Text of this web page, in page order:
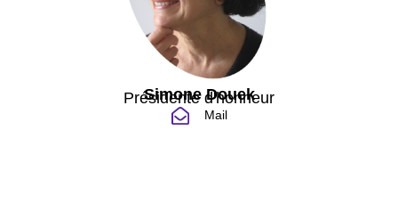
Simone Douek
Présidente d'honneur
Mail